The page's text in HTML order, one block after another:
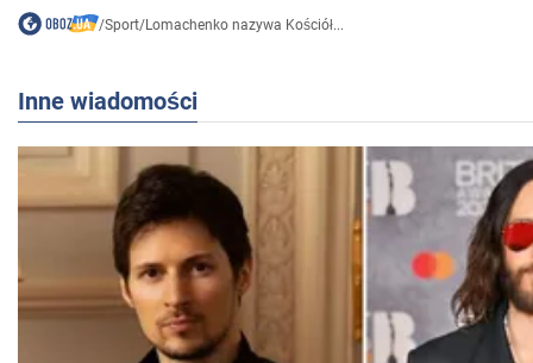
/Sport/Lomachenko nazywa Kościół...
Inne wiadomości